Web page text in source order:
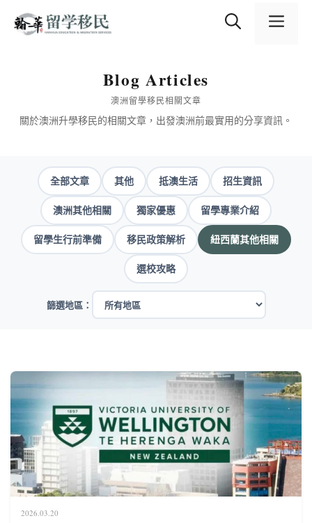
選
Blog Articles
澳洲留學移民相關文章
關於澳洲升學移民的相關文章，出發澳洲前最實用的分享資訊。
全部文章 其他 抵澳生活
招生資訊
澳洲其他相關
獨家優惠
留學專業介紹
留學生行前準備
移民政策解析
紐西蘭其他相關
選校攻略
篩選地區：
2026.03.20